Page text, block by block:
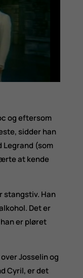
og eftersom
sidder han
Legrand (som
at kende
stangstiv. Han
Det er
er pløret
Josselin og
Cyril, er det